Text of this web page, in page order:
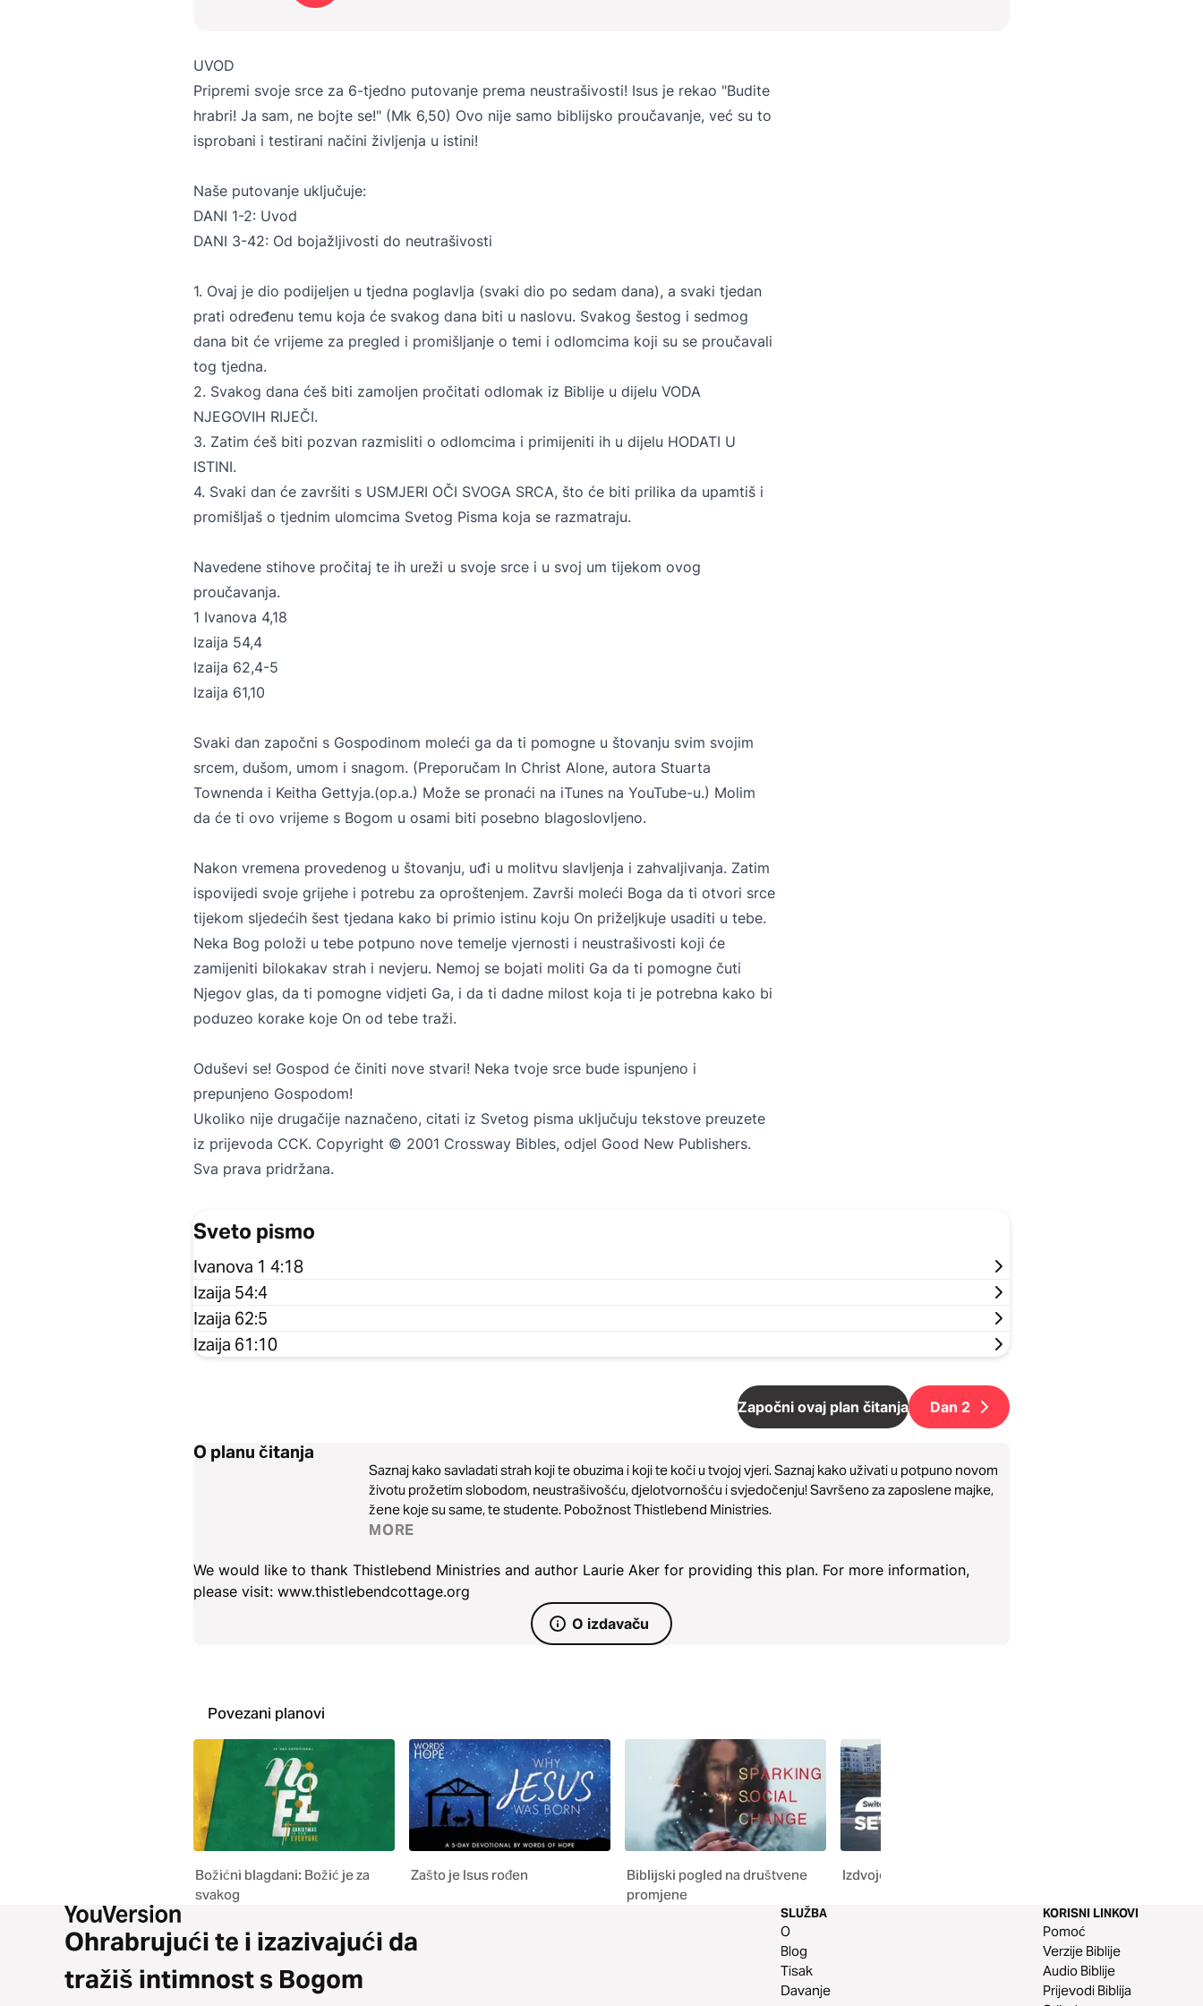
UVOD
Pripremi svoje srce za 6-tjedno putovanje prema neustrašivosti! Isus je rekao "Budite
hrabri! Ja sam, ne bojte se!" (Mk 6,50) Ovo nije samo biblijsko proučavanje, već su to
isprobani i testirani načini življenja u istini!
Naše putovanje uključuje:
DANI 1-2: Uvod
DANI 3-42: Od bojažljivosti do neutrašivosti
1. Ovaj je dio podijeljen u tjedna poglavlja (svaki dio po sedam dana), a svaki tjedan
prati određenu temu koja će svakog dana biti u naslovu. Svakog šestog i sedmog
dana bit će vrijeme za pregled i promišljanje o temi i odlomcima koji su se proučavali
tog tjedna.
2. Svakog dana ćeš biti zamoljen pročitati odlomak iz Biblije u dijelu VODA
NJEGOVIH RIJEČI.
3. Zatim ćeš biti pozvan razmisliti o odlomcima i primijeniti ih u dijelu HODATI U
ISTINI.
4. Svaki dan će završiti s USMJERI OČI SVOGA SRCA, što će biti prilika da upamtiš i
promišljaš o tjednim ulomcima Svetog Pisma koja se razmatraju.
Navedene stihove pročitaj te ih ureži u svoje srce i u svoj um tijekom ovog
proučavanja.
1 Ivanova 4,18
Izaija 54,4
Izaija 62,4-5
Izaija 61,10
Svaki dan započni s Gospodinom moleći ga da ti pomogne u štovanju svim svojim
srcem, dušom, umom i snagom. (Preporučam In Christ Alone, autora Stuarta
Townenda i Keitha Gettyja.(op.a.) Može se pronaći na iTunes na YouTube-u.) Molim
da će ti ovo vrijeme s Bogom u osami biti posebno blagoslovljeno.
Nakon vremena provedenog u štovanju, uđi u molitvu slavljenja i zahvaljivanja. Zatim
ispovijedi svoje grijehe i potrebu za oproštenjem. Završi moleći Boga da ti otvori srce
tijekom sljedećih šest tjedana kako bi primio istinu koju On priželjkuje usaditi u tebe.
Neka Bog položi u tebe potpuno nove temelje vjernosti i neustrašivosti koji će
zamijeniti bilokakav strah i nevjeru. Nemoj se bojati moliti Ga da ti pomogne čuti
Njegov glas, da ti pomogne vidjeti Ga, i da ti dadne milost koja ti je potrebna kako bi
poduzeo korake koje On od tebe traži.
Oduševi se! Gospod će činiti nove stvari! Neka tvoje srce bude ispunjeno i
prepunjeno Gospodom!
Ukoliko nije drugačije naznačeno, citati iz Svetog pisma uključuju tekstove preuzete
iz prijevoda CCK. Copyright © 2001 Crossway Bibles, odjel Good New Publishers.
Sva prava pridržana.
Sveto pismo
Ivanova 1 4:18
Izaija 54:4
Izaija 62:5
Izaija 61:10
Započni ovaj plan čitanja Dan 2
O planu čitanja
Saznaj kako savladati strah koji te obuzima i koji te koči u tvojoj vjeri. Saznaj kako uživati u potpuno novom
životu prožetim slobodom, neustrašivošću, djelotvornošću i svjedočenju! Savršeno za zaposlene majke,
žene koje su same, te studente. Pobožnost Thistlebend Ministries.
MORE
We would like to thank Thistlebend Ministries and author Laurie Aker for providing this plan. For more information,
please visit: www.thistlebendcottage.org
O izdavaču
Povezani planovi
Božićni blagdani: Božić je za
svakog
Zašto je Isus rođen
Biblijski pogled na društvene
promjene
Izdvojen
Ohrabrujući te i izazivajući da
tražiš intimnost s Bogom
SLUŽBA
O
Blog
Tisak
Davanje
KORISNI LINKOVI
Pomoć
Verzije Biblije
Audio Biblije
Prijevodi Biblija